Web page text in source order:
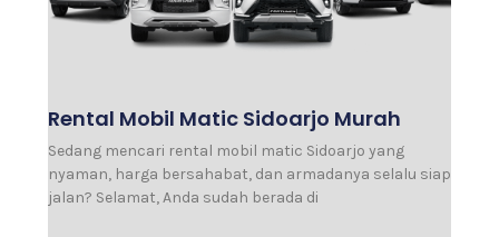
Rental Mobil Matic Sidoarjo Murah
Sedang mencari rental mobil matic Sidoarjo yang
nyaman, harga bersahabat, dan armadanya selalu siap
jalan? Selamat, Anda sudah berada di